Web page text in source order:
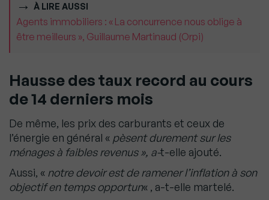
À LIRE AUSSI
Agents immobiliers : « La concurrence nous oblige à
être meilleurs », Guillaume Martinaud (Orpi)
Hausse des taux record au cours
de 14 derniers mois
De même, les prix des carburants et ceux de
l’énergie en général « pèsent durement sur les
ménages à faibles revenus », a-t-elle ajouté.
Aussi, « notre devoir est de ramener l’inflation à son
objectif en temps opportun« , a-t-elle martelé.